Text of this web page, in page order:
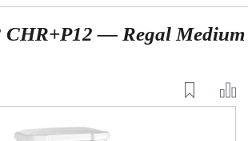
CHR+P12 — Regal Medium